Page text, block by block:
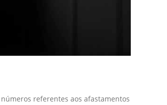
referentes aos afastamentos